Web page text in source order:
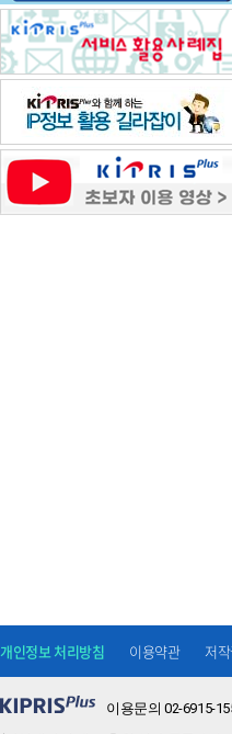
이용문의 02-6915-
개인정보 처리방침 이용약관 저